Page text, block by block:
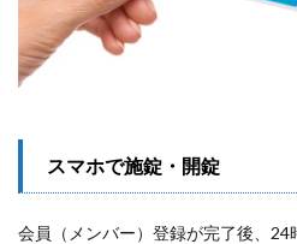
スマホで施錠・開錠
会員（メンバー）登録が完了後、24